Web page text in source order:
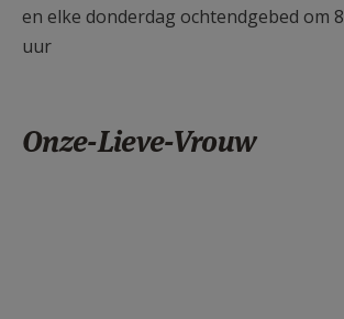
en elke donderdag ochtendgebed om 8
uur
Onze-Lieve-Vrouw